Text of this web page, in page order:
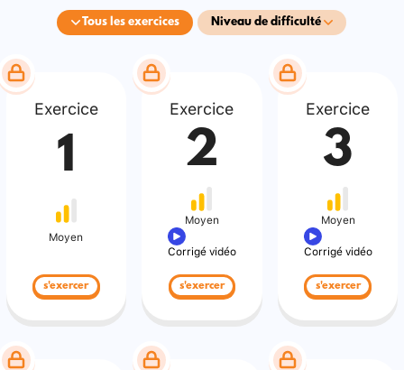
Tous les exercices Niveau de difficulté
Exercice
1
Moyen
s'exercer
Exercice
2
Moyen
Corrigé vidéo
s'exercer
Exercice
3
Moyen
Corrigé vidéo
s'exercer